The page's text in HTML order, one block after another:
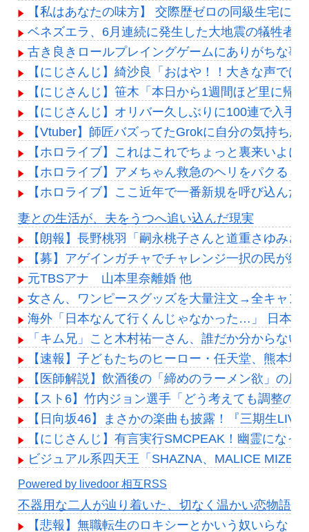
【私はあなたの味方】 交際歴ゼロの同級生宅に
ベネズエラ、6月連続に発生した大地震の犠牲者
古き良きロールプレイングゲームにありがちな事
【にじさんじ】綺沙良「おはや！！大きな声で
【にじさんじ】笹木「本日から1週間ほど里に帰
【にじさんじ】オリバー久しぶりに100連で入手
【Vtuber】師匠バズってたGrokに自分の気持ち
【ホロライブ】これはこれでちょっと裏来いよに
【ホロライブ】アメちゃん救急のヘリをパクる→
【ホロライブ】ここ近年で一番新規を呼び込んだ
Powered by livedoor 相互RSS
妻との生活が、夫をうつへ追い込んだ現実
【朗報】長野桃羽「嗣永桃子さんと道重さゆみさ
【募】アゲインガチャでチャレンジ一択の民が続
元TBSアナ 山本里奈離婚 他
女さん、ワンピースグッズを大量注文→全キャン
海外「日本なんて行くんじゃなかった…」 日本
「キム兄」こと木村祐一さん、誰だか分からな
【速報】子どもたちのヒーロー・任天堂、熊本
【医師解説】飲酒後の「締めのラーメン欲」の原
【スト6】竹内ジョン選手「どう考えても調整の
【日向坂46】まさかの楽曲も披露！『三期生
【にじさんじ】有言実行SMCPEAK！幽霊になっ
ビジュアル系四天王「SHAZNA、MALICE
Powered by livedoor 相互RSS
不器用な二人が辿り着いた、切なく温かい恋物語
【悲報】無職転生のロキシーとかいう奴いらなく